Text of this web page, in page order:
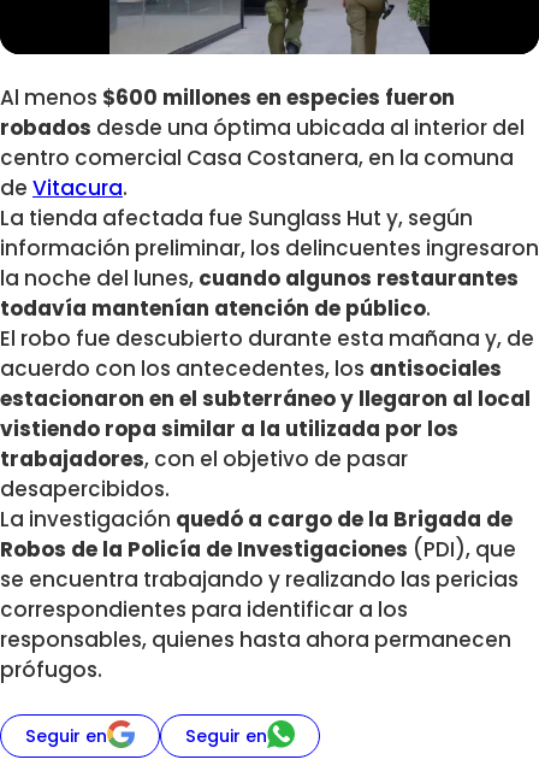
Al menos $600 millones en especies fueron
robados desde una óptima ubicada al interior del
centro comercial Casa Costanera, en la comuna
de Vitacura.
La tienda afectada fue Sunglass Hut y, según
información preliminar, los delincuentes ingresaron
la noche del lunes, cuando algunos restaurantes
todavía mantenían atención de público.
El robo fue descubierto durante esta mañana y, de
acuerdo con los antecedentes, los antisociales
estacionaron en el subterráneo y llegaron al local
vistiendo ropa similar a la utilizada por los
trabajadores, con el objetivo de pasar
desapercibidos.
La investigación quedó a cargo de la Brigada de
Robos de la Policía de Investigaciones (PDI), que
se encuentra trabajando y realizando las pericias
correspondientes para identificar a los
responsables, quienes hasta ahora permanecen
prófugos.
Seguir en Seguir en